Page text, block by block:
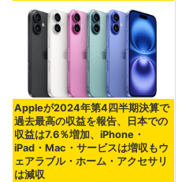
Appleが2024年第4四半期決算で
過去最高の収益を報告、日本での
収益は7.6％増加、iPhone・
iPad・Mac・サービスは増収もウ
ェアラブル・ホーム・アクセサリ
は減収